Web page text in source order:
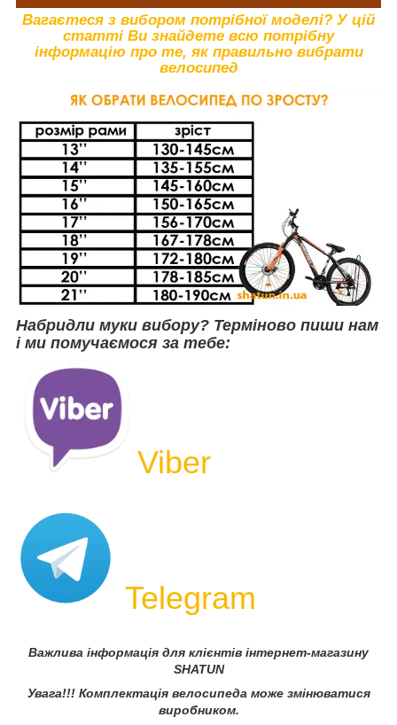
Вагаєтеся з вибором потрібної моделі? У цій
статті Ви знайдете всю потрібну
інформацію про те, як правильно вибрати
велосипед
Набридли муки вибору? Терміново пиши нам
і ми помучаємося за тебе:
Viber
Telegram
Важлива інформація для клієнтів інтернет-магазину
SHATUN
Увага!!! Комплектація велосипеда може змінюватися
виробником.